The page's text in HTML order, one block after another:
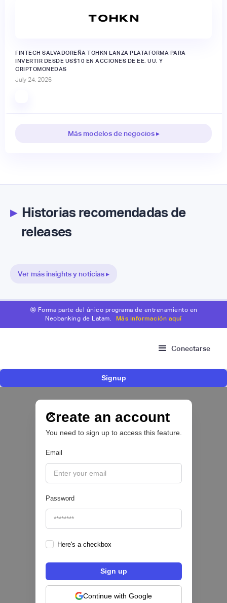
FINTECH SALVADOREÑA TOHKN LANZA PLATAFORMA PARA
INVERTIR DESDE US$10 EN ACCIONES DE EE. UU. Y
CRIPTOMONEDAS
July 24, 2026
Más modelos de negocios ▸
▸Historias recomendadas de
releases
Ver más insights y noticias ▸
🤩 Forma parte del único programa de entrenamiento en
Neobanking de Latam.
Más información aquí
Conectarse
Signup
Create an account
You need to sign up to access this feature.
Email
Password
Here's a checkbox
Continue with Google
IA para automatizar la gestión de tesorería de
las PYMEs
BFM 👔
July 28
Fintech salvadoreña TOHKN lanza plataforma
para invertir desde US$10 en acciones de EE.
UU. y criptomonedas